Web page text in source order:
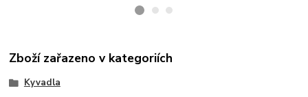
Zboží zařazeno v kategoriích
Kyvadla